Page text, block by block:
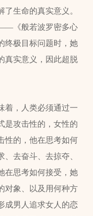
了生命的真实意义。
《般若波罗密多心
终极目标问题时，她
真实意义，因此超脱
着，人类必须通过一
是攻击性的，女性的
性的，他在思考如何
去奋斗、去掠夺、
在思考如何接受，她
对象、以及用何种方
成男人追求女人的恋